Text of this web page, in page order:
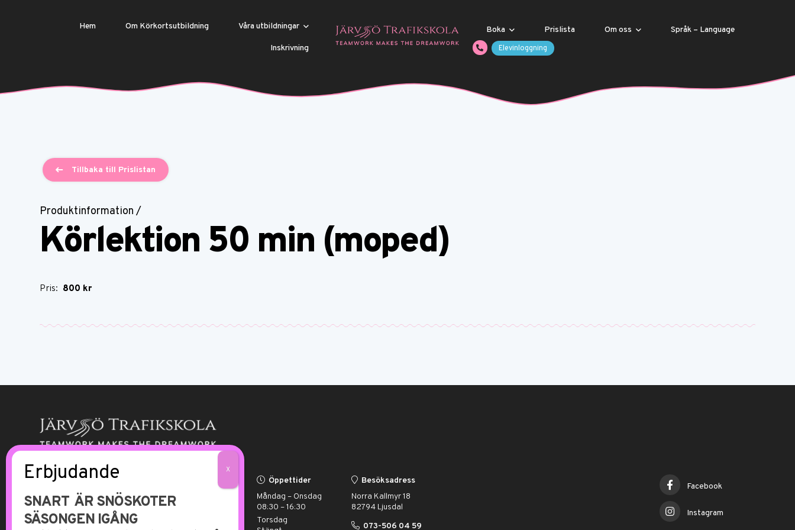
Hem Om Körkortsutbildning Våra utbildningar
Inskrivning
Boka Prislista Om oss Språk – Language
Elevinloggning
Tillbaka till Prislistan
Produktinformation /
Körlektion 50 min (moped)
Pris: 800 kr
På Kallmyrs förarutbildning sätter vi
alltid eleven i centrum och anpassar
schemat helt efter elevens behov,
och med skräddarsydda lektioner ger
Öppettider
Måndag – Onsdag
08:30 – 16:30
Torsdag
Besöksadress
Norra Kallmyr 18
82794 Ljusdal
073-506 04 59
Facebook
Instagram
SNART ÄR SNÖSKOTER
SÄSONGEN IGÅNG